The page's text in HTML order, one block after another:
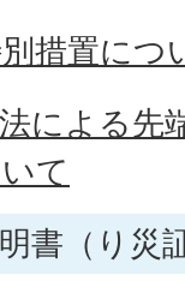
措置につ
による先
て
書（り災